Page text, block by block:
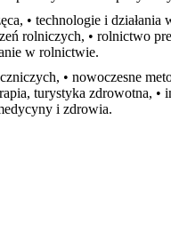
• technologie i działania
rolniczych, • rolnictwo
w rolnictwie.
• nowoczesne
turystyka zdrowotna, •
i zdrowia.